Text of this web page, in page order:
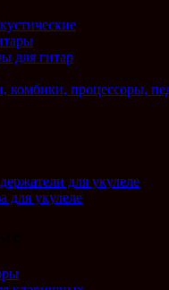
для гитар
комбики, процессоры,
для укулеле
для укулеле